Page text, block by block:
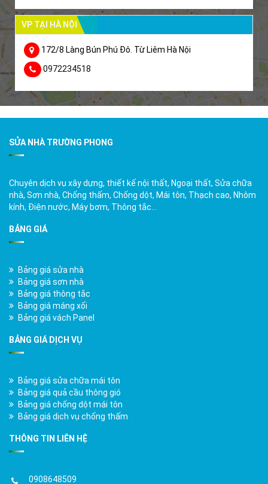
VP TẠI HÀ NỘI
172/8 Làng Bún Phú Đô. Từ Liêm Hà Nội
0972234518
SỬA NHÀ TRƯỜNG PHONG
Chuyên dịch vụ xây dựng, thiết kế nội thất, Ngoại thất, Sửa chữa
nhà, Sơn nhà, Chống thấm, Chống dột, Mái tôn, Thạch cao, Nhôm
kính, Điện nước, Máy bơm, Thông tắc…
BẢNG GIÁ
Bảng giá sửa nhà
Bảng giá sơn nhà
Bảng giá thông tắc
Bảng giá máng xối
Bảng giá vách Panel
BẢNG GIÁ DỊCH VỤ
Bảng giá sửa chữa mái tôn
Bảng giá quả cầu thông gió
Bảng giá chống dột mái tôn
Bảng giá dịch vụ chống thấm
THÔNG TIN LIÊN HỆ
0908648509